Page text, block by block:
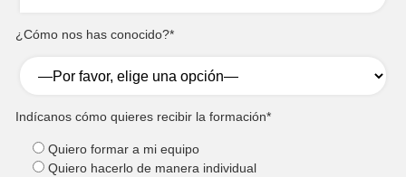
¿Cómo nos has conocido?*
Indícanos cómo quieres recibir la formación*
Quiero formar a mi equipo
Quiero hacerlo de manera individual